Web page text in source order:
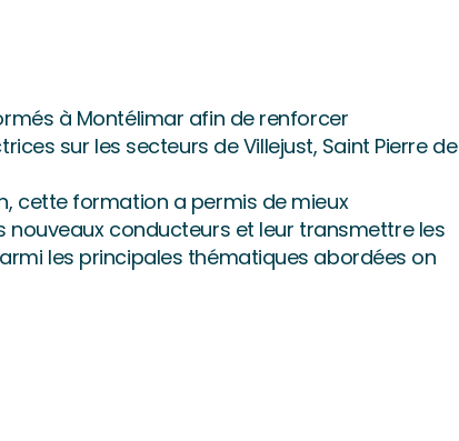
à Montélimar afin de renforcer
sur les secteurs de Villejust, Saint Pierre de
cette formation a permis de mieux
nouveaux conducteurs et leur transmettre les
les principales thématiques abordées on